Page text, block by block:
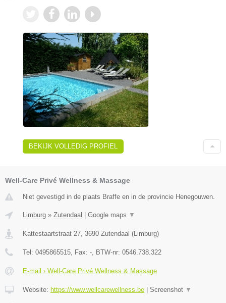
BEKIJK VOLLEDIG PROFIEL
Well-Care Privé Wellness & Massage
Niet gevestigd in de plaats Braffe en in de provincie Henegouwen.
Limburg » Zutendaal | Google maps ▼
Kattestaartstraat 27 3690 Zutendaal (Limburg)
Tel: 0495865515 , Fax: - , BTW-nr: 0546.738.322
E-mail › Well-Care Privé Wellness & Massage
Website: https://www.wellcarewellness.be | Screenshot ▼